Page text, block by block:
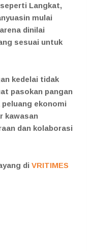
Langkat,
mulai
dinilai
sesuai untuk
kedelai tidak
pasokan pangan
ekonomi
kawasan
dan kolaborasi
di VRITIMES